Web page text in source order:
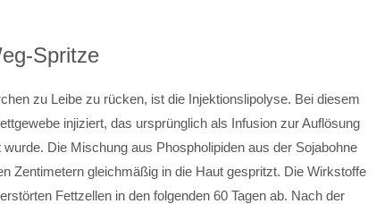
Spritze
zu Leibe zu rücken, ist die Injektionslipolyse. Bei diesem
injiziert, das ursprünglich als Infusion zur Auflösung
Die Mischung aus Phospholipiden aus der Sojabohne
Zentimetern gleichmäßig in die Haut gespritzt. Die Wirkstoffe
Fettzellen in den folgenden 60 Tagen ab. Nach der